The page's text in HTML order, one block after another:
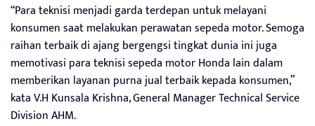
“Para teknisi menjadi garda terdepan untuk melayani
konsumen saat melakukan perawatan sepeda motor. Semoga
raihan terbaik di ajang bergengsi tingkat dunia ini juga
memotivasi para teknisi sepeda motor Honda lain dalam
memberikan layanan purna jual terbaik kepada konsumen,”
kata V.H Kunsala Krishna, General Manager Technical Service
Division AHM.